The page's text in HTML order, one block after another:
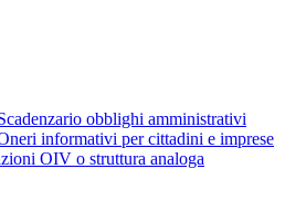
obblighi amministrativi
informativi per cittadini e imprese
OIV o struttura analoga